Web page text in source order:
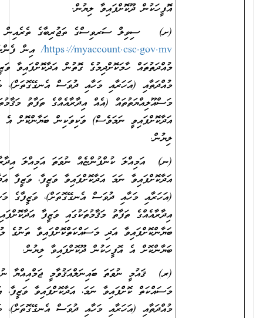
އޮފީހަކުން ދޫކޮށްފައިވާ ލިޔުން.
(ށ) ސިވިލް ސަރވިސްގެ ތަޖުރިބާގެ ތެރެއިން
https://myaccount.csc.gov.mv/އިން ފެންނަންނެތް ތަޖުރިބާގެ
މުއްދަތުތައް ހާމަކޮށްދިމުގެ ގޮތުން އަދާކޮށްފައިވާ ވަޒީފާ، އަދި ވަޒީފާގެ
މުއްދަތާއި (އަހަރާއި މަހާއި ދުވަސް އެނގޭގޮތަށް)، ވަޒީފާގެ
މަސްއޫލިއްޔަތުތައް (އެއް އިދާރާއެއްގެ ތަފާތު މަޤާމުތަކުގައި ވަޒީފާ
އަދާކޮށްފައިވީ ނަމަވެސް) ވަކިވަކިން ބަޔާންކޮށް އެ އޮފީހަކުން ދޫކޮށްފައިވާ
(ނ) އަމިއްލަ ކުންފުންޏެއް ނުވަތަ އަމިއްލަ އިދާރާއެއްގައި ވަޒީފާ
އަދާކޮށްފައިވާ ނަމަ އަދާކޮށްފައިވާ ވަޒީފާ، ވަޒީފާ އަދާކުރި މުއްދަތާއި
(އަހަރާއި މަހާއި ދުވަސް އެނގޭގޮތަށް)، ވަޒީފާގެ މަސްއޫލިއްޔަތުތައް (އެއް
އިދާރާއެއްގެ ތަފާތު މަޤާމުތަކުގައި ވަޒީފާ އަދާކޮށްފައިވީ ނަމަވެސް) ވަކިވަކިން
ބަޔާންކޮށްފައިވާ އަދި މަސައްކަތްކޮށްފައިވާ ތަނުގެ މުވައްޒަފުންގެ އަދަދު
ބަޔާންކޮށް އެ އޮފީހަކުން ދޫކޮށްފައިވާ ލިޔުން.
(ރ) ޤައުމީ ނުވަތަ ބައިނަލްއަޤުވާމީ ޖަމްއިއްޔާ ނުވަތަ ޖަމާއަތެއްގައި
މަސައްކަތް ކޮށްފައިވާ ނަމަ، އަދާކޮށްފައިވާ ވަޒީފާ، އަދި ވަޒީފާ އަދާކުރި
މުއްދަތާއި (އަހަރާއި މަހާއި ދުވަސް އެނގޭގޮތަށް)، ވަޒީފާގެ